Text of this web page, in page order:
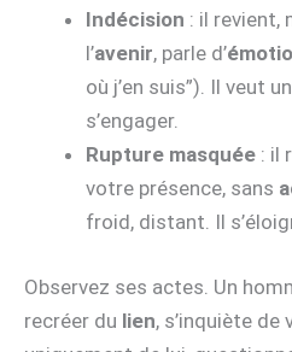
Indécision : il revient,
l’avenir, parle d’
où j’en suis”). Il veut un
s’engager.
Rupture masquée : il
votre présence, sans
froid, distant. Il
Observez ses actes. Un
recréer du lien, s’inquiète de